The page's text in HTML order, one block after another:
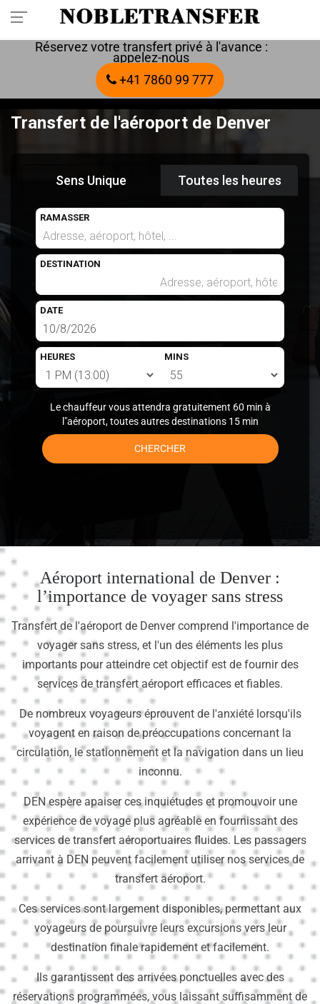
Réservez votre transfert privé à l'avance :
appelez-nous
+41 7860 99 777
Transfert de l'aéroport de Denver
Sens Unique Toutes les heures
RAMASSER
DESTINATION
DATE
HEURES MINS
Le chauffeur vous attendra gratuitement 60 min à
l"aéroport, toutes autres destinations 15 min
CHERCHER
Aéroport international de Denver :
l’importance de voyager sans stress
Transfert de l'aéroport de Denver comprend l'importance de
voyager sans stress, et l'un des éléments les plus
importants pour atteindre cet objectif est de fournir des
services de transfert aéroport efficaces et fiables.
De nombreux voyageurs éprouvent de l'anxiété lorsqu'ils
voyagent en raison de préoccupations concernant la
circulation, le stationnement et la navigation dans un lieu
inconnu.
DEN espère apaiser ces inquiétudes et promouvoir une
expérience de voyage plus agréable en fournissant des
services de transfert aéroportuaires fluides. Les passagers
arrivant à DEN peuvent facilement utiliser nos services de
transfert aéroport.
Ces services sont largement disponibles, permettant aux
voyageurs de poursuivre leurs excursions vers leur
destination finale rapidement et facilement.
Ils garantissent des arrivées ponctuelles avec des
réservations programmées, vous laissant suffisamment de